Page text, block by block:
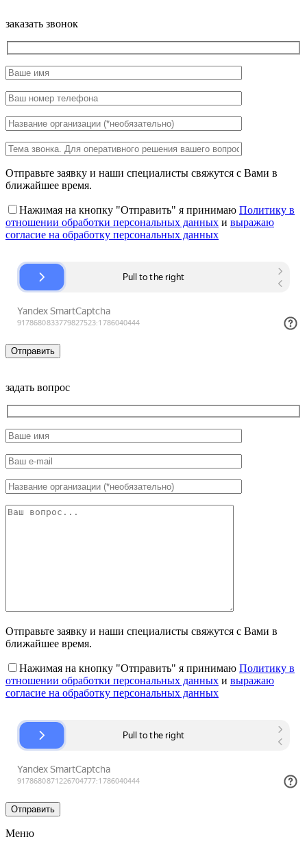
заказать звонок
Отправьте заявку и наши специалисты свяжутся с Вами в
ближайшее время.
Нажимая на кнопку "Отправить" я принимаю Политику в
отношении обработки персональных данных и выражаю
согласие на обработку персональных данных
задать вопрос
Отправьте заявку и наши специалисты свяжутся с Вами в
ближайшее время.
Нажимая на кнопку "Отправить" я принимаю Политику в
отношении обработки персональных данных и выражаю
согласие на обработку персональных данных
Меню